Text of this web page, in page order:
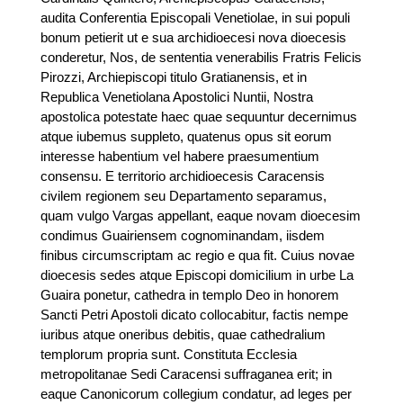
audita Conferentia Episcopali Venetiolae, in sui populi
bonum petierit ut e sua archidioecesi nova dioecesis
conderetur, Nos, de sententia venerabilis Fratris Felicis
Pirozzi, Archiepiscopi titulo Gratianensis, et in
Republica Venetiolana Apostolici Nuntii, Nostra
apostolica potestate haec quae sequuntur decernimus
atque iubemus suppleto, quatenus opus sit eorum
interesse habentium vel habere praesumentium
consensu. E territorio archidioecesis Caracensis
civilem regionem seu Departamento separamus,
quam vulgo Vargas appellant, eaque novam dioecesim
condimus Guairiensem cognominandam, iisdem
finibus circumscriptam ac regio e qua fit. Cuius novae
dioecesis sedes atque Episcopi domicilium in urbe La
Guaira ponetur, cathedra in templo Deo in honorem
Sancti Petri Apostoli dicato collocabitur, factis nempe
iuribus atque oneribus debitis, quae cathedralium
templorum propria sunt. Constituta Ecclesia
metropolitanae Sedi Caracensi suffraganea erit; in
eaque Canonicorum collegium condatur, ad leges per